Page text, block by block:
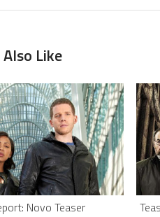
Like
Novo Teaser